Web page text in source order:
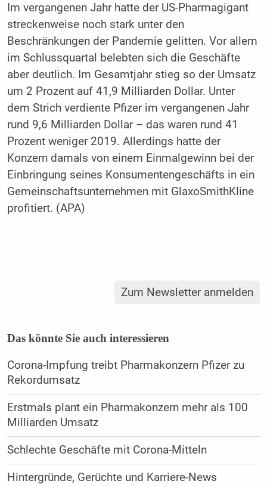
Im vergangenen Jahr hatte der US-Pharmagigant
streckenweise noch stark unter den
Beschränkungen der Pandemie gelitten. Vor allem
im Schlussquartal belebten sich die Geschäfte
aber deutlich. Im Gesamtjahr stieg so der Umsatz
um 2 Prozent auf 41,9 Milliarden Dollar. Unter
dem Strich verdiente Pfizer im vergangenen Jahr
rund 9,6 Milliarden Dollar – das waren rund 41
Prozent weniger 2019. Allerdings hatte der
Konzern damals von einem Einmalgewinn bei der
Einbringung seines Konsumentengeschäfts in ein
Gemeinschaftsunternehmen mit GlaxoSmithKline
profitiert. (APA)
Zum Newsletter anmelden
Das könnte Sie auch interessieren
Corona-Impfung treibt Pharmakonzern Pfizer zu
Rekordumsatz
Erstmals plant ein Pharmakonzern mehr als 100
Milliarden Umsatz
Schlechte Geschäfte mit Corona-Mitteln
Hintergründe, Gerüchte und Karriere-News